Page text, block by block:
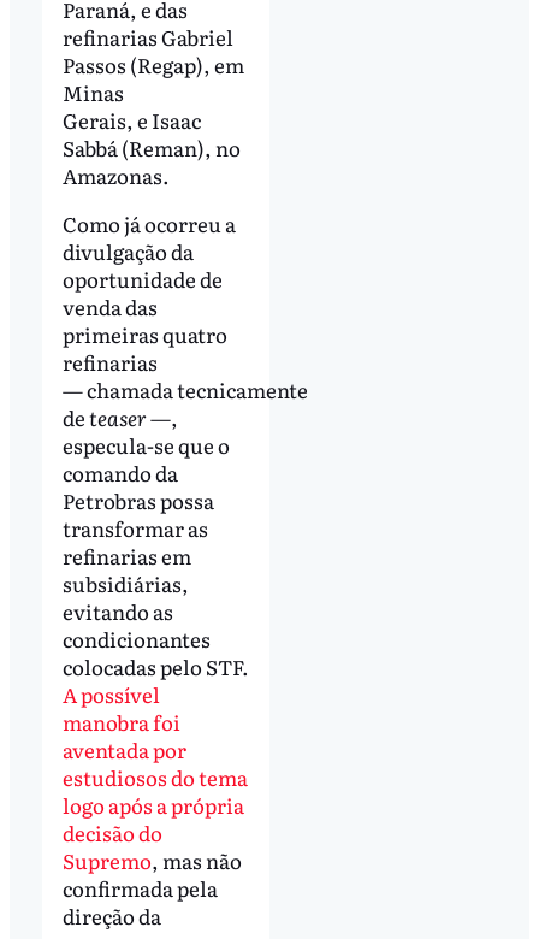
Paraná, e das
refinarias Gabriel
Passos (Regap), em
Minas
Gerais, e Isaac
Sabbá (Reman), no
Amazonas.
Como já ocorreu a
divulgação da
oportunidade de
venda das
primeiras quatro
refinarias
— chamada tecnicamente
deteaser —,
especula-se que o
comando da
Petrobras possa
transformar as
refinarias em
subsidiárias,
evitando as
condicionantes
colocadas pelo STF.
A possível
manobra foi
aventada por
estudiosos do tema
logo após a própria
decisão do
Supremo, mas não
confirmada pela
direção da